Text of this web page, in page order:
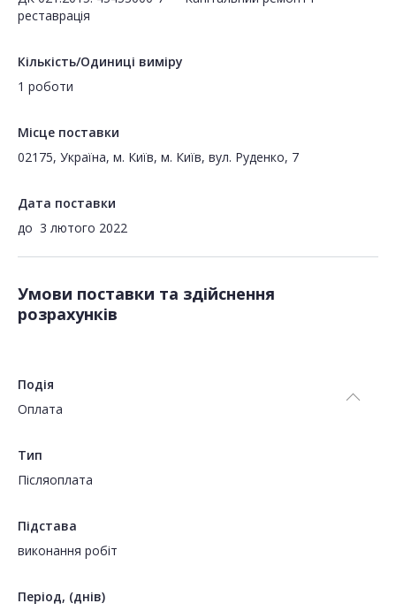
реставрація
Кількість/Одиниці виміру
1 роботи
Місце поставки
02175, Україна, м. Київ, м. Київ, вул. Руденко, 7
Дата поставки
до 3 лютого 2022
Умови поставки та здійснення
розрахунків
Подія
Оплата
Тип
Пiсляоплата
Підстава
виконання робіт
Період, (днів)